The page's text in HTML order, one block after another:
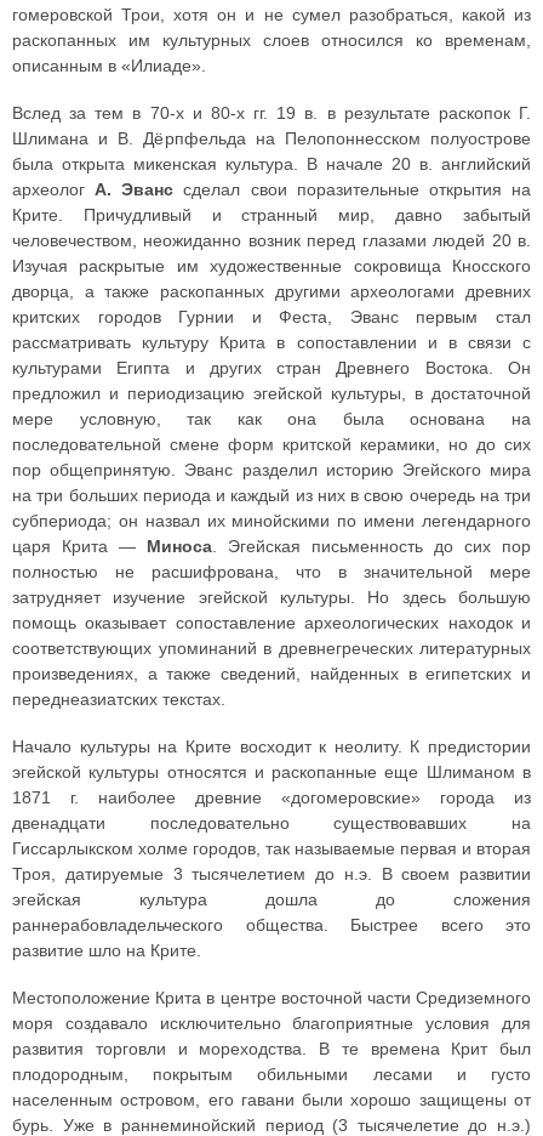
гомеровской Трои, хотя он и не сумел разобраться, какой из
раскопанных им культурных слоев относился ко временам,
описанным в «Илиаде».
Вслед за тем в 70-х и 80-х гг. 19 в. в результате раскопок Г.
Шлимана и В. Дёрпфельда на Пелопоннесском полуострове
была открыта микенская культура. В начале 20 в. английский
археологА. Эванс сделал свои поразительные открытия на
Крите. Причудливый и странный мир, давно забытый
человечеством, неожиданно возник перед глазами людей 20 в.
Изучая раскрытые им художественные сокровища Кносского
дворца, а также раскопанных другими археологами древних
критских городов Гурнии и Феста, Эванс первым стал
рассматривать культуру Крита в сопоставлении и в связи с
культурами Египта и других стран Древнего Востока. Он
предложил и периодизацию эгейской культуры, в достаточной
мере условную, так как она была основана на
последовательной смене форм критской керамики, но до сих
пор общепринятую. Эванс разделил историю Эгейского мира
на три больших периода и каждый из них в свою очередь на три
субпериода; он назвал их минойскими по имени легендарного
царя Крита — Миноса . Эгейская письменность до сих пор
полностью не расшифрована, что в значительной мере
затрудняет изучение эгейской культуры. Но здесь большую
помощь оказывает сопоставление археологических находок и
соответствующих упоминаний в древнегреческих литературных
произведениях, а также сведений, найденных в египетских и
переднеазиатских текстах.
Начало культуры на Крите восходит к неолиту. К предистории
эгейской культуры относятся и раскопанные еще Шлиманом в
1871 г. наиболее древние «догомеровские» города из
двенадцати последовательно существовавших на
Гиссарлыкском холме городов, так называемые первая и вторая
Троя, датируемые 3 тысячелетием до н.э. В своем развитии
эгейская культура дошла до сложения
раннерабовладельческого общества. Быстрее всего это
развитие шло на Крите.
Местоположение Крита в центре восточной части Средиземного
моря создавало исключительно благоприятные условия для
развития торговли и мореходства. В те времена Крит был
плодородным, покрытым обильными лесами и густо
населенным островом, его гавани были хорошо защищены от
бурь. Уже в раннеминойский период (3 тысячелетие до н.э.)